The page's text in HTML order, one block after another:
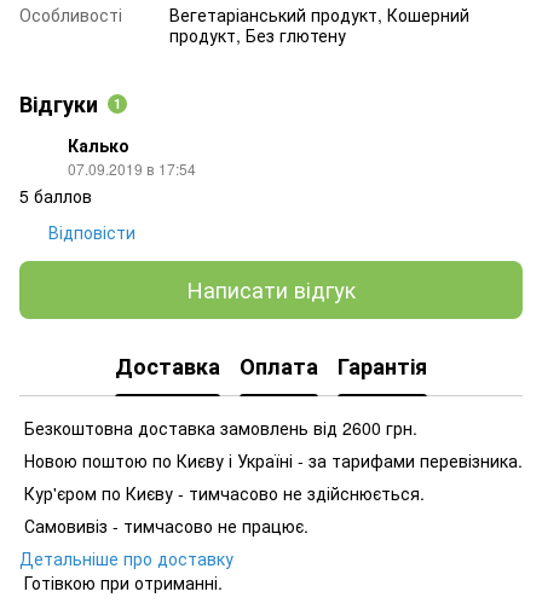
Особливості
Вегетаріанський продукт, Кошерний
продукт, Без глютену
Відгуки 1
Калько
07.09.2019 в 17:54
5 баллов
Відповісти
Написати відгук
Доставка Оплата Гарантія
Безкоштовна доставка замовлень від 2600 грн.
Новою поштою по Києву і Україні - за тарифами перевізника.
Кур'єром по Києву - тимчасово не здійснюється.
Самовивіз - тимчасово не працює.
Детальніше про доставку
Готівкою при отриманні.